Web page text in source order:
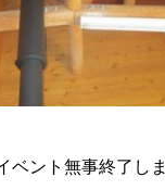
ベント無事終了し